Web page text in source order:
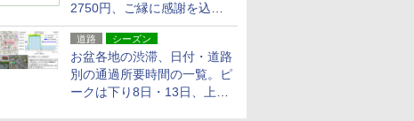
2750円、ご縁に感謝を込め
た20周年記念キャンペーン
道路 シーズン
お盆各地の渋滞、日付・道路
別の通過所要時間の一覧。ピ
ークは下り8日・13日、上り